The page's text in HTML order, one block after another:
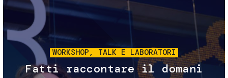
Immagine
WORKSHOP, TALK E LABORATORI
Fatti raccontare il domani